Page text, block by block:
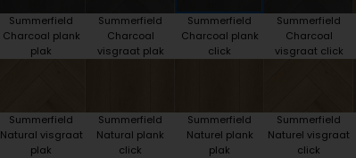
Summerfield
Charcoal plank
plak
Summerfield
Charcoal
visgraat plak
Summerfield
Charcoal plank
click
Summerfield
Charcoal
visgraat click
Summerfield
Natural visgraat
plak
Summerfield
Natural plank
click
Summerfield
Naturel plank
plak
Summerfield
Naturel visgraat
click